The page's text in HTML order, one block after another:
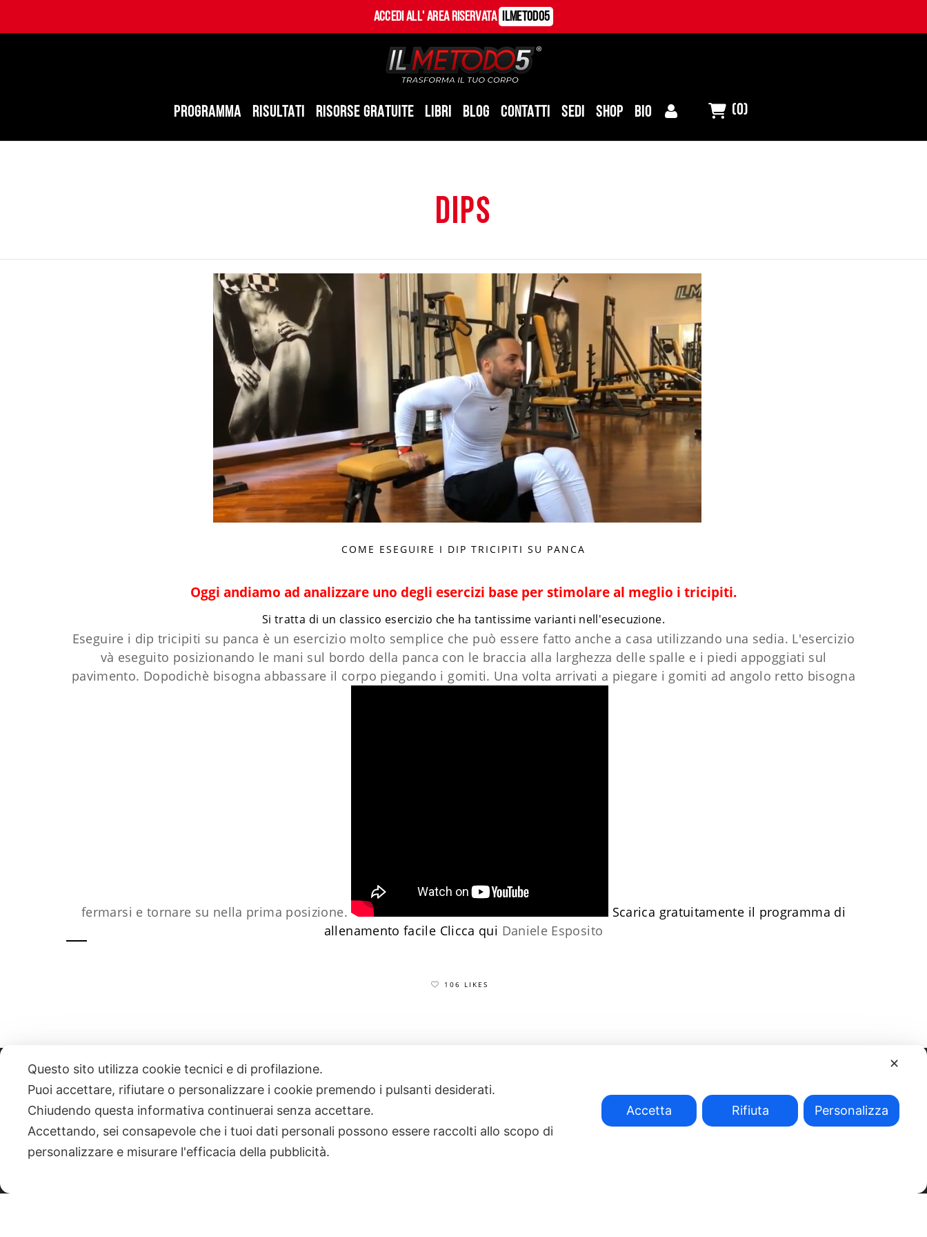
Accedi all' Area Riservata ILMetodo5
PROGRAMMA RISULTATI RISORSE GRATUITE LIBRI BLOG CONTATTI SEDI SHOP BIO (0)
dips
COME ESEGUIRE I DIP TRICIPITI SU PANCA
Oggi andiamo ad analizzare uno degli esercizi base per stimolare al meglio i tricipiti.
Si tratta di un classico esercizio che ha tantissime varianti nell'esecuzione.
Eseguire i dip tricipiti su panca è un esercizio molto semplice che può essere fatto anche a casa utilizzando una sedia. L'esercizio
và eseguito posizionando le mani sul bordo della panca con le braccia alla larghezza delle spalle e i piedi appoggiati sul
pavimento. Dopodichè bisogna abbassare il corpo piegando i gomiti. Una volta arrivati a piegare i gomiti ad angolo retto bisogna
fermarsi e tornare su nella prima posizione.
Scarica gratuitamente il programma di
allenamento facile ​Clicca qui Daniele Esposito
106 LIKES
| NEWSLETTER
|
✕
Questo sito utilizza cookie tecnici e di profilazione.
Puoi accettare, rifiutare o personalizzare i cookie premendo i pulsanti desiderati.
Chiudendo questa informativa continuerai senza accettare.
Accettando, sei consapevole che i tuoi dati personali possono essere raccolti allo scopo di
personalizzare e misurare l'efficacia della pubblicità.
Accetta Rifiuta Personalizza